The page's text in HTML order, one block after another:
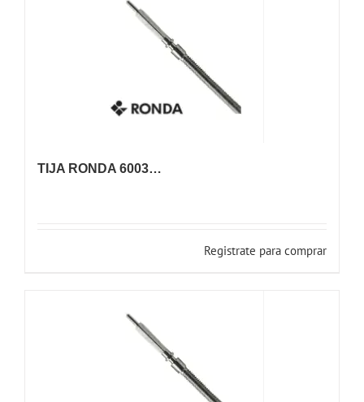
TIJA RONDA 6003…
Registrate para comprar